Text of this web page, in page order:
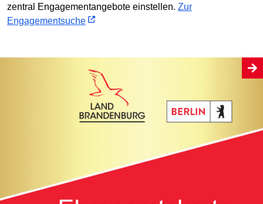
zentral Engagementangebote einstellen. Zur
Engagementsuche